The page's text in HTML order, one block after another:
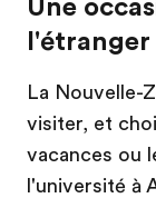
Une
l'étranger
La Nouvelle-
visiter, et
vacances ou
l'université à